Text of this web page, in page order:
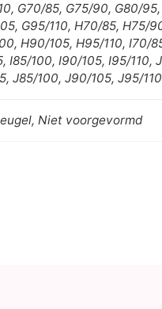
G70/85, G75/90, G80/
G95/110, H70/85, H75/
H90/105, H95/110, I70/
I85/100, I90/105, I95/110,
J85/100, J90/105, J95/110
Niet voorgevormd